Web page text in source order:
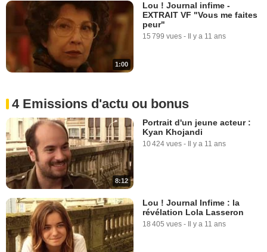
1:00
Lou ! Journal infime -
EXTRAIT VF "Vous me faites
peur"
15 799 vues - Il y a 11 ans
4 Emissions d'actu ou bonus
8:12
Portrait d'un jeune acteur :
Kyan Khojandi
10 424 vues - Il y a 11 ans
Lou ! Journal Infime : la
révélation Lola Lasseron
18 405 vues - Il y a 11 ans